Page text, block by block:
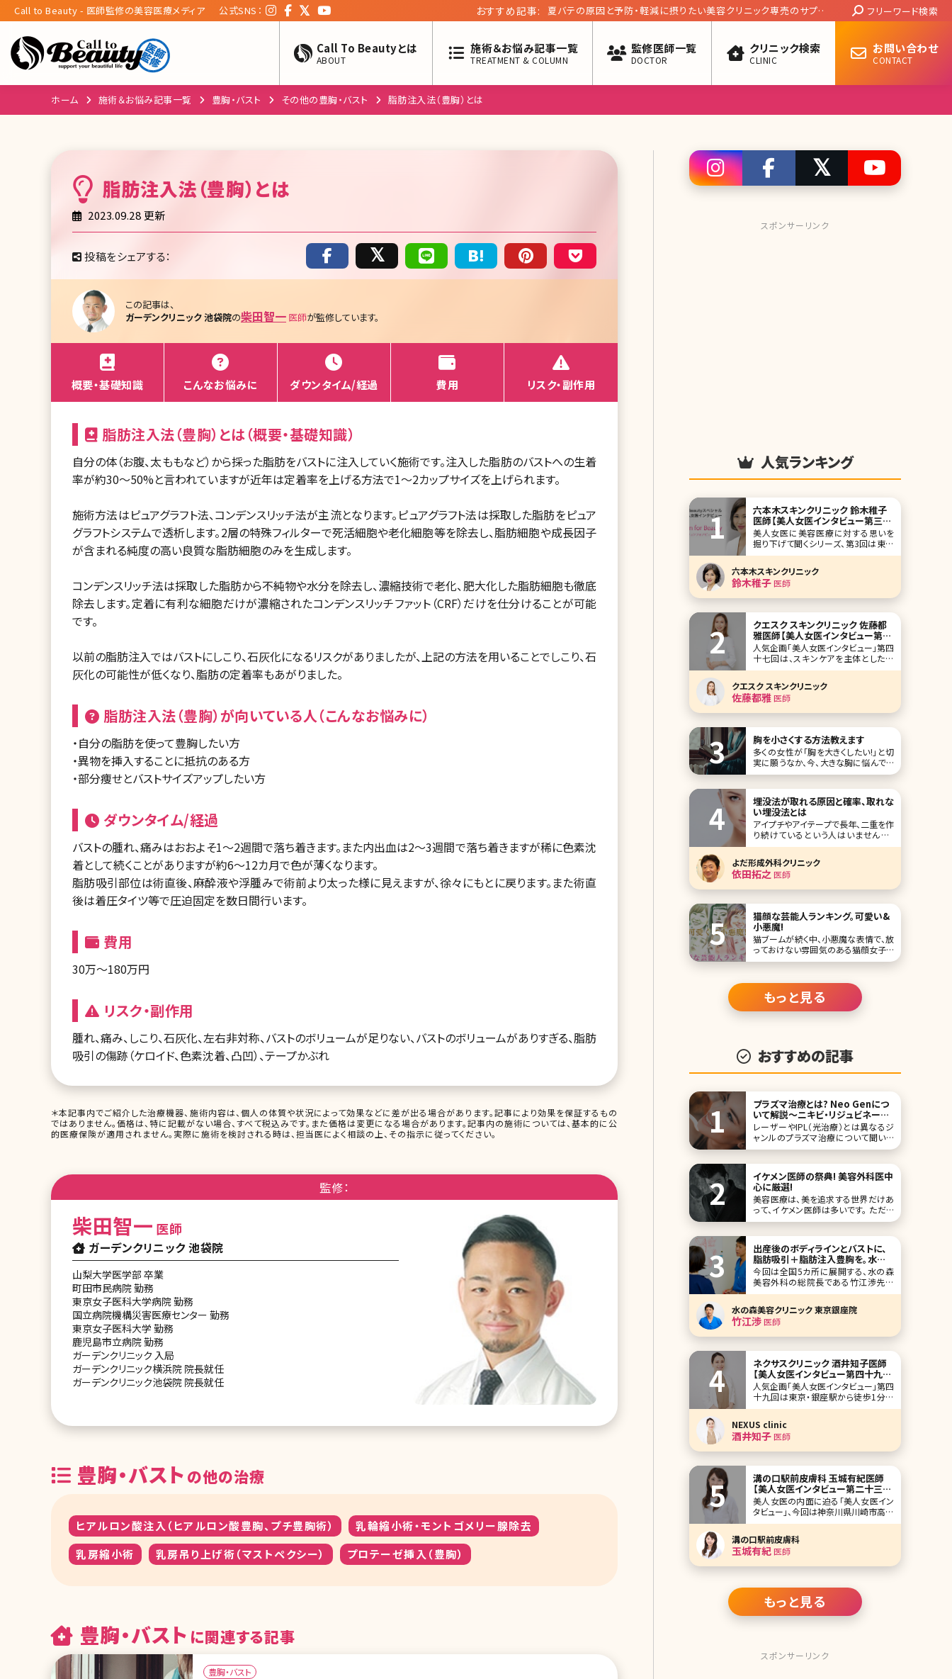
Call to Beauty - 医師監修の美容医療メディア 公式SNS： おすすめ記事:
夏バテの原因と予防・軽減に摂りたい美容クリニック専売のサプリ
Search:
フリーワード検索
Call To Beautyとは
ABOUT
施術＆お悩み記事一覧
TREATMENT & COLUMN
監修医師一覧
DOCTOR
クリニック検索
CLINIC
お問い合わせ
CONTACT
ホーム 施術＆お悩み記事一覧 豊胸・バスト その他の豊胸・バスト 脂肪注入法（豊胸）とは
脂肪注入法（豊胸） とは
2023.09.28 更新
投稿をシェアする：
この記事は、
ガーデンクリニック 池袋院の柴田智一 医師が監修しています。
概要・基礎知識 こんなお悩みに ダウンタイム/経過 費用 リスク・副作用
脂肪注入法（豊胸）とは（概要・基礎知識）
自分の体（お腹、太ももなど）から採った脂肪をバストに注入していく施術です。注入した脂肪のバストへの生着
率が約30～50%と言われていますが近年は定着率を上げる方法で1～2カップサイズを上げられます。
施術方法はピュアグラフト法、コンデンスリッチ法が主流となります。ピュアグラフト法は採取した脂肪をピュア
グラフトシステムで透析します。2層の特殊フィルターで死活細胞や老化細胞等を除去し、脂肪細胞や成長因子
が含まれる純度の高い良質な脂肪細胞のみを生成します。
コンデンスリッチ法は採取した脂肪から不純物や水分を除去し、濃縮技術で老化、肥大化した脂肪細胞も徹底
除去します。定着に有利な細胞だけが濃縮されたコンデンスリッチファット（CRF）だけを仕分けることが可能
です。
以前の脂肪注入ではバストにしこり、石灰化になるリスクがありましたが、上記の方法を用いることでしこり、石
灰化の可能性が低くなり、脂肪の定着率もあがりました。
脂肪注入法（豊胸）が向いている人（こんなお悩みに）
・自分の脂肪を使って豊胸したい方
・異物を挿入することに抵抗のある方
・部分痩せとバストサイズアップしたい方
ダウンタイム/経過
バストの腫れ、痛みはおおよそ1～2週間で落ち着きます。また内出血は2～3週間で落ち着きますが稀に色素沈
着として続くことがありますが約6～12カ月で色が薄くなります。
脂肪吸引部位は術直後、麻酔液や浮腫みで術前より太った様に見えますが、徐々にもとに戻ります。また術直
後は着圧タイツ等で圧迫固定を数日間行います。
費用
30万～180万円
リスク・副作用
腫れ、痛み、しこり、石灰化、左右非対称、バストのボリュームが足りない、バストのボリュームがありすぎる、脂肪
吸引の傷跡（ケロイド、色素沈着、凸凹）、テープかぶれ
＊本記事内でご紹介した治療機器、施術内容は、個人の体質や状況によって効果などに差が出る場合があります。記事により効果を保証するもの
ではありません。価格は、特に記載がない場合、すべて税込みです。また価格は変更になる場合があります。記事内の施術については、基本的に公
的医療保険が適用されません。実際に施術を検討される時は、担当医によく相談の上、その指示に従ってください。
監修：
柴田智一 医師
ガーデンクリニック 池袋院
山梨大学医学部 卒業
町田市民病院 勤務
東京女子医科大学病院 勤務
国立病院機構災害医療センター 勤務
東京女子医科大学 勤務
鹿児島市立病院 勤務
ガーデンクリニック 入局
ガーデンクリニック横浜院 院長就任
ガーデンクリニック池袋院 院長就任
豊胸・バスト の他の治療
ヒアルロン酸注入（ヒアルロン酸豊胸、プチ豊胸術）
乳輪縮小術・モントゴメリー腺除去
乳房縮小術
乳房吊り上げ術（マストペクシー） プロテーゼ挿入（豊胸）
豊胸・バスト に関連する記事
豊胸・バスト
スポンサーリンク
人気ランキング
六本木スキンクリニック 鈴木稚子
医師【美人女医インタビュー第三
回】
美人女医に美容医療に対する思いを
掘り下げて聞くシリーズ、第3回は東京
都港区の六本木スキンクリニックの鈴
皮膚科として東京・用賀に開業して六
本木に移転、ひどくなったニキビ治療を
得意とし、独自にブレンドした薬剤も使
六本木スキンクリニック
鈴木稚子医師
クエスク スキンクリニック 佐藤都
雅医師【美人女医インタビュー第四
十七回】
人気企画「美人女医インタビュー」第四
十七回は、スキンケアを主体とした美
容皮膚科を東京・汐留のイタリア街に
佐藤都雅（さとうみやか）院長です。 美
肌に良いとされるものは数あれど、佐
藤先生イチオシが、レチノール。こだわ
クエスク スキンクリニック
佐藤都雅医師
胸を小さくする方法教えます
多くの女性が「胸を大きくしたい!」と切
実に願うなか、今、大きな胸に悩んでい
る女性が増えていると言われています。
を小さく見せるブラジャーも売り切れ
る店舗が出るほどの大人気。でも下着
で胸を小さく見せるのには限界もあり
ますよね。では、ここで胸を小さくする方
法にはどんなもの
埋没法が取れる原因と確率、取れな
い埋没法とは
アイプチやアイテープで長年、二重を作
り続けているという人はいませんか?
「これって永久に続けるの……?」 「結婚
が決まったらどうしよう」「アイプチを一
生買い続けるなら、埋没法で二重にし
た方が安いのでは?」そんな悩みをお持
ちの方も多いでしょう。でも、二重埋没
よだ形成外科クリニック
依田拓之 医師
猫顔な芸能人ランキング。可愛い&
小悪魔!
猫ブームが続く中、小悪魔な表情で、放
っておけない雰囲気のある猫顔女子も
大人気。猫のようなクールで美人な目
女性がいるほど!美女揃いの芸能界に
も、猫顔と言われる女性がたくさん。こ
こでは、猫顔の芸能人をランキング形
式にしてご紹介します。 第1位 柴咲コ
もっと見る
おすすめの記事
プラズマ治療とは? Neo Genにつ
いて解説〜ニキビ・リジュビネーシ
ョン治療に〜
レーザーやIPL（光治療）とは異なるジ
ャンルのプラズマ治療について聞いた
ことはありますか?「プラズマって名前
なんだろう?」「プラズマにも美容効果
があるんだ」と感じた方も多いかと思
います。 プラズマ治療についてこの記事
で全て解説していきます!
イケメン医師の祭典! 美容外科医中
心に厳選!
美容医療は、美を追求する世界だけあ
って、イケメン医師は多いです。 ただイ
ケメンだけではなく、実際取材をすると
が高い投稿で話題の美容クリニックの
イケメン医師たちを厳選しました。 リン
クからインタビューも読めますので、イ
ケ
出産後のボディラインとバストに、
脂肪吸引＋脂肪注入豊胸を。水の
森美容外科総院長が徹底解説
今回は全国5カ所に展開する、水の森
美容外科の総院長である竹江渉先生
に、脂肪吸引と取った脂肪を使ってバス
トアップする脂肪注入豊胸について、詳
しく解説して頂きました。 通常の脂肪吸
引のメリット、デメリットはもちろん、産
後の女性の多くが直面するボディライ
水の森美容クリニック 東京銀座院
竹江渉医師
ネクサスクリニック 酒井知子医師
【美人女医インタビュー第四十九
回】
人気企画「美人女医インタビュー」第四
十九回は東京・銀座駅から徒歩1分の
距離にあるネクサスクリニック（NEXUS
い ともこ）医師です。 管理栄養士から
医師という異色の経歴をもつ酒井医
師。女医ママとして日々施術と育児に
NEXUS clinic
酒井知子医師
溝の口駅前皮膚科 玉城有紀医師
【美人女医インタビュー第二十三
回】
美人女医の内面に迫る「美人女医イン
タビュー」、今回は神奈川県川崎市高津
区、東急線溝の口駅から徒歩1分の好
立地にある溝の口駅前皮膚科の玉城
有紀先生です。 溝の口駅前皮膚科では
皮膚科の診療がメインで、美容部門は
一部のお薬だけです。まさに地域密着
先生が将来作りたい美
溝の口駅前皮膚科
玉城有紀医師
もっと見る
スポンサーリンク